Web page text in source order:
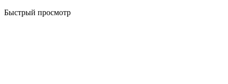
Быстрый просмотр